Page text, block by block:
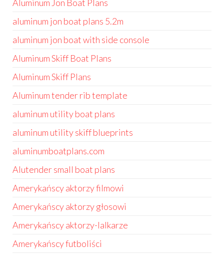
Aluminum Jon Boat Plans
aluminum jon boat plans 5.2m
aluminum jon boat with side console
Aluminum Skiff Boat Plans
Aluminum Skiff Plans
Aluminum tender rib template
aluminum utility boat plans
aluminum utility skiff blueprints
aluminumboatplans.com
Alutender small boat plans
Amerykańscy aktorzy filmowi
Amerykańscy aktorzy głosowi
Amerykańscy aktorzy-lalkarze
Amerykańscy futboliści